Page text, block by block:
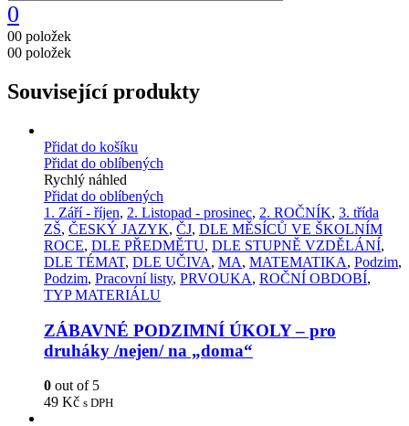
0
00 položek
00 položek
Související produkty
Přidat do košíku
Přidat do oblíbených
Rychlý náhled
Přidat do oblíbených
1. Září - říjen, 2. Listopad - prosinec, 2. ROČNÍK, 3. třída
ZŠ, ČESKÝ JAZYK, ČJ, DLE MĚSÍCŮ VE ŠKOLNÍM
ROCE, DLE PŘEDMĚTU, DLE STUPNĚ VZDĚLÁNÍ,
DLE TÉMAT, DLE UČIVA, MA, MATEMATIKA, Podzim,
Podzim, Pracovní listy, PRVOUKA, ROČNÍ OBDOBÍ,
TYP MATERIÁLU
ZÁBAVNÉ PODZIMNÍ ÚKOLY – pro
druháky /nejen/ na „doma“
0 out of 5
49 Kč s DPH